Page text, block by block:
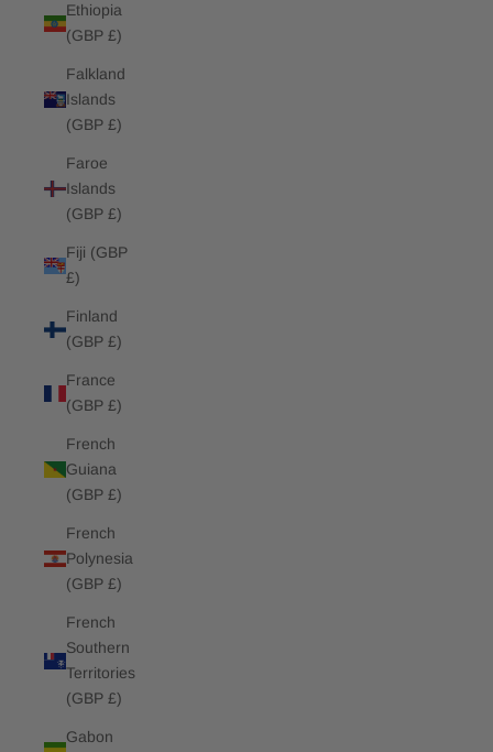
Ethiopia
(GBP £)
Falkland
Islands
(GBP £)
Faroe
Islands
(GBP £)
Fiji (GBP
£)
Finland
(GBP £)
France
(GBP £)
French
Guiana
(GBP £)
French
Polynesia
(GBP £)
French
Southern
Territories
(GBP £)
Gabon